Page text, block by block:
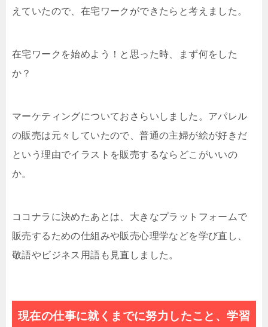
えていたので、在宅ワークができたらと考えました。
在宅ワークを始めよう！と思った時、まず何をした
か？
マーケティングについておさらいしました。アパレル
の販売は元々していたので、普通の主婦が絵が好きだ
という理由でイラストを販売するならどこがいいの
か。
ココナラに決めたあとは、大きなプラットフォームで
販売するための仕組みや販売心理学などを学び直し、
敬語やビジネス用語も見直しました。
現在の仕事に就くまでに努力したこと、学習